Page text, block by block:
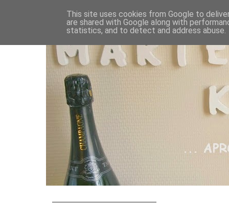
This site uses cookies from Google to
are shared with Google along with
statistics, and to detect and address abuse.